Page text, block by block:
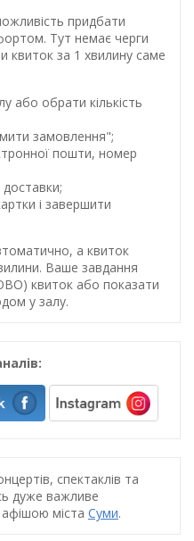
придбати
Тут немає черги
квиток за 1 хвилину саме
або обрати кількість
замовлення";
пошти, номер
і завершити
а квиток
Ваше завдання
квиток або показати
у залу.
спектаклів та
дуже важливе
міста Суми.